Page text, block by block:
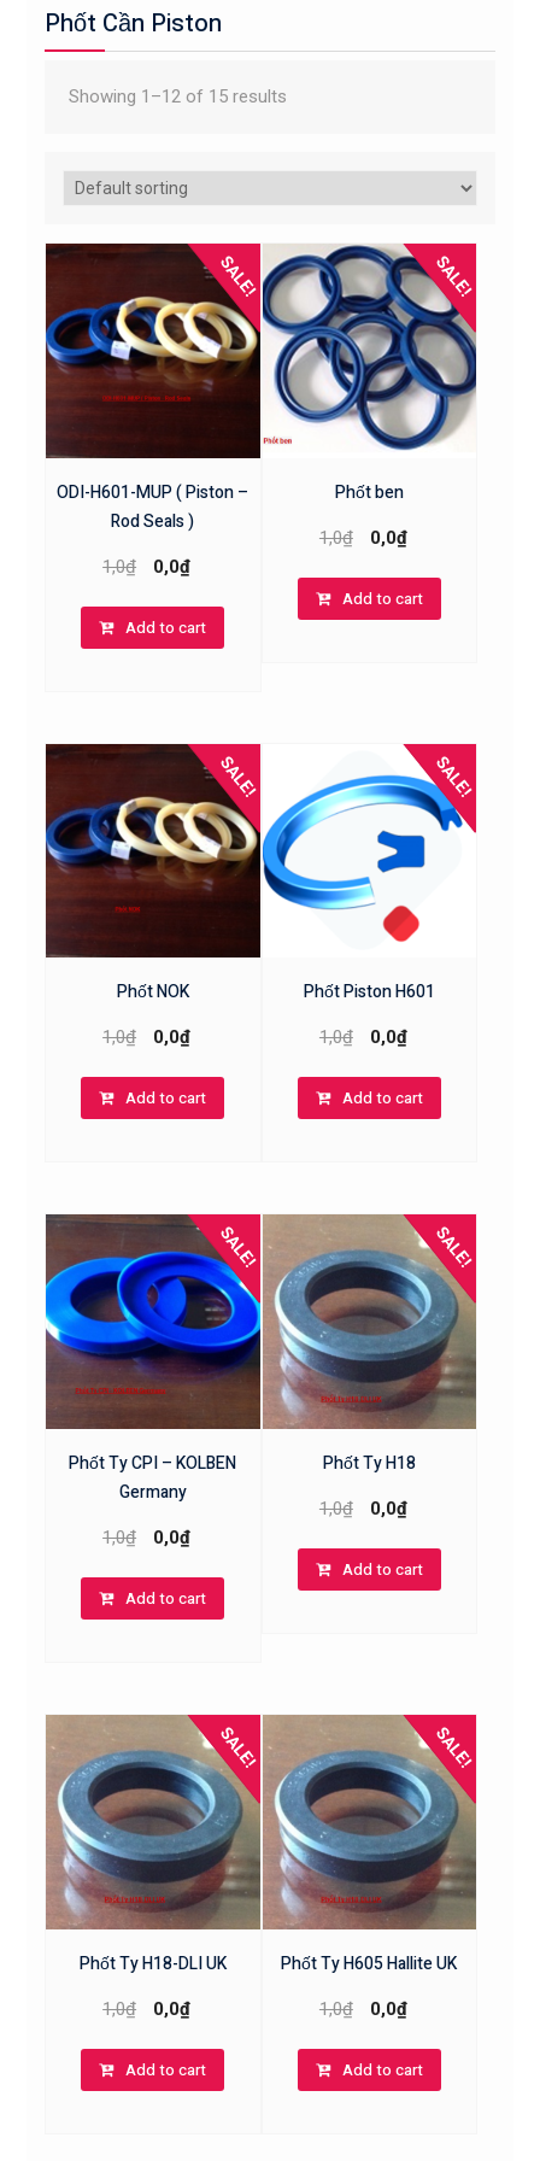
Phốt Cần Piston
Showing 1–12 of 15 results
SALE!
ODI-H601-MUP ( Piston –
Rod Seals )
1,0₫ 0,0₫
Add to cart
SALE!
Phốt ben
1,0₫ 0,0₫
Add to cart
SALE!
Phốt NOK
1,0₫ 0,0₫
Add to cart
SALE!
Phốt Piston H601
1,0₫ 0,0₫
Add to cart
SALE!
Phốt Ty CPI – KOLBEN
Germany
1,0₫ 0,0₫
Add to cart
SALE!
Phốt Ty H18
1,0₫ 0,0₫
Add to cart
SALE!
Phốt Ty H18-DLI UK
1,0₫ 0,0₫
Add to cart
SALE!
Phốt Ty H605 Hallite UK
1,0₫ 0,0₫
Add to cart